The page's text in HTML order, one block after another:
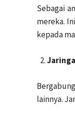
Sebagai
mereka.
kepada
lainnya.